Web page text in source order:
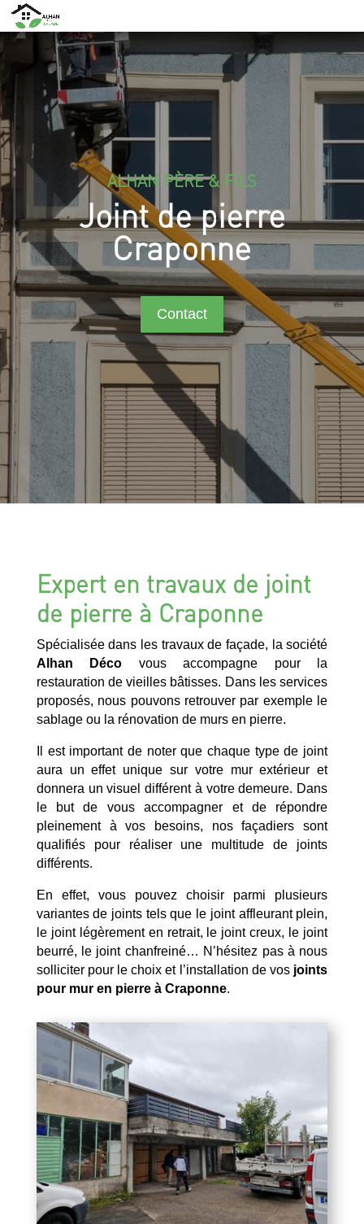
ALHAN PÈRE & FILS
Joint de pierre
Craponne
Contact
Expert en travaux de joint
de pierre à Craponne
Spécialisée dans les travaux de façade, la société
Alhan Déco vous accompagne pour la
restauration de vieilles bâtisses. Dans les services
proposés, nous pouvons retrouver par exemple le
sablage ou la rénovation de murs en pierre.
Il est important de noter que chaque type de joint
aura un effet unique sur votre mur extérieur et
donnera un visuel différent à votre demeure. Dans
le but de vous accompagner et de répondre
pleinement à vos besoins, nos façadiers sont
qualifiés pour réaliser une multitude de joints
différents.
En effet, vous pouvez choisir parmi plusieurs
variantes de joints tels que le joint affleurant plein,
le joint légèrement en retrait, le joint creux, le joint
beurré, le joint chanfreiné… N’hésitez pas à nous
solliciter pour le choix et l’installation de vos joints
pour mur en pierre à Craponne.